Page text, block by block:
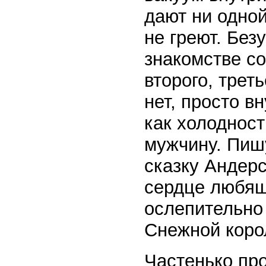
дают ни
не греют.
знакомстве
второго,
нет, просто
как
мужчину.
сказку
сердце
Снежной
Частенько